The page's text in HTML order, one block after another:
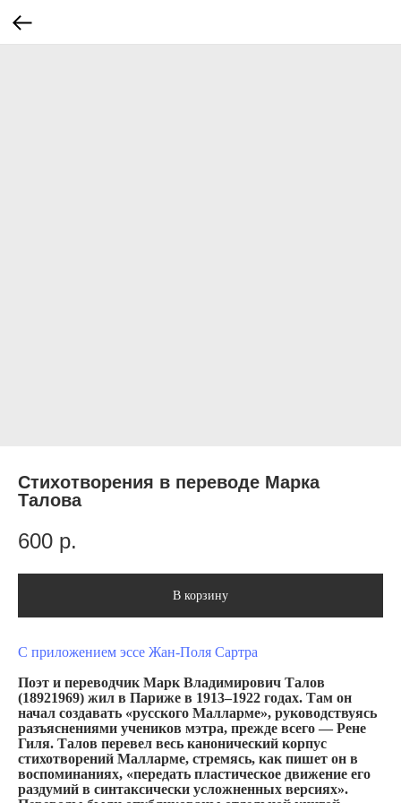
Стихотворения в переводе Марка
Талова
600 р.
В корзину
С приложением эссе Жан-Поля Сартра
Поэт и переводчик Марк Владимирович Талов
(18921969) жил в Париже в 1913–1922 годах. Там он
начал создавать «русского Малларме», руководствуясь
разъяснениями учеников мэтра, прежде всего — Рене
Гиля. Талов перевел весь канонический корпус
стихотворений Малларме, стремясь, как пишет он в
воспоминаниях, «передать пластическое движение его
раздумий в синтаксически усложненных версиях».